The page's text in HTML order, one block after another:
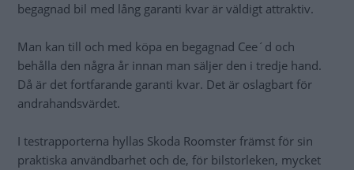
begagnad bil med lång garanti kvar är väldigt attraktiv.
Man kan till och med köpa en begagnad Cee´d och
behålla den några år innan man säljer den i tredje hand.
Då är det fortfarande garanti kvar. Det är oslagbart för
andrahandsvärdet.
I testrapporterna hyllas Skoda Roomster främst för sin
praktiska användbarhet och de, för bilstorleken, mycket